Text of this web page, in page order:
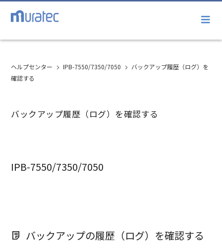
ヘルプセンター IPB-7550/7350/7050
バックアップ履歴（ログ）を
確認する
バックアップ履歴（ログ）を確認する
IPB-7550/7350/7050
バックアップの履歴（ログ）を確認する